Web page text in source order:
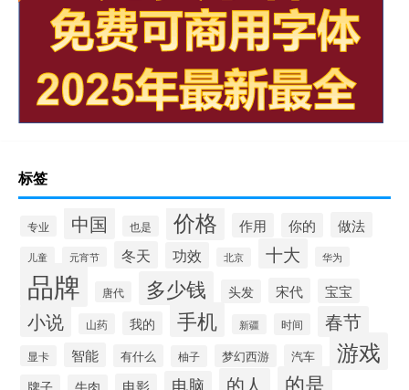
标签
专业 中国 也是 价格 作用 你的 做法
儿童 元宵节 冬天 功效 北京 十大 华为
品牌 唐代 多少钱 头发 宋代 宝宝
小说 山药 我的 手机 新疆 时间 春节
显卡 智能 有什么 柚子 梦幻西游 汽车 游戏
电影 电脑 的人 的是